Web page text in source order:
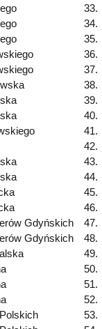
33.
34.
35.
36.
37.
38.
39.
40.
41.
42.
43.
44.
45.
46.
Gdyńskich
47.
Gdyńskich
48.
49.
50.
51.
52.
53.